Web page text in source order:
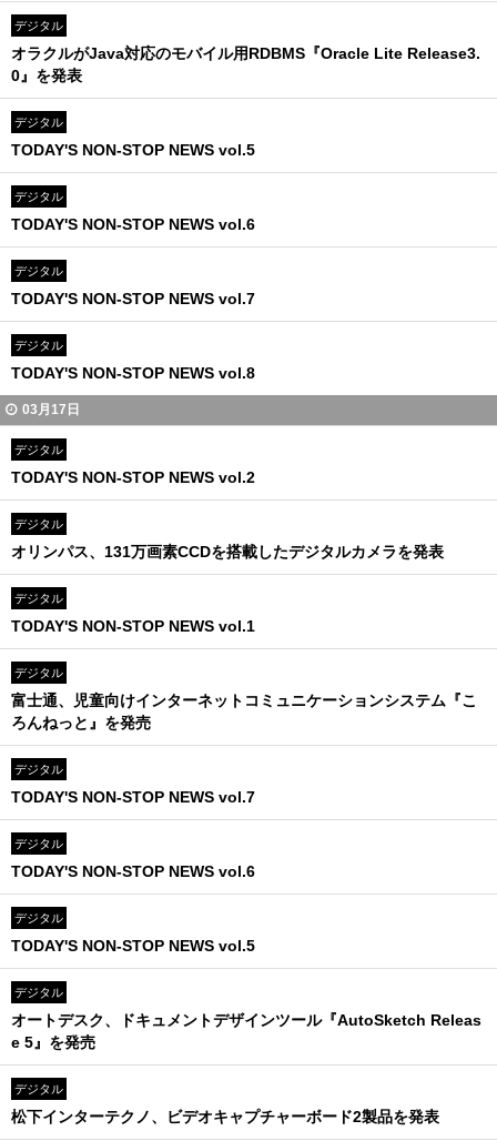
デジタル
オラクルがJava対応のモバイル用RDBMS『Oracle Lite Release3.
0』を発表
デジタル
TODAY'S NON-STOP NEWS vol.5
デジタル
TODAY'S NON-STOP NEWS vol.6
デジタル
TODAY'S NON-STOP NEWS vol.7
デジタル
TODAY'S NON-STOP NEWS vol.8
03月17日
デジタル
TODAY'S NON-STOP NEWS vol.2
デジタル
オリンパス、131万画素CCDを搭載したデジタルカメラを発表
デジタル
TODAY'S NON-STOP NEWS vol.1
デジタル
富士通、児童向けインターネットコミュニケーションシステム『こ
ろんねっと』を発売
デジタル
TODAY'S NON-STOP NEWS vol.7
デジタル
TODAY'S NON-STOP NEWS vol.6
デジタル
TODAY'S NON-STOP NEWS vol.5
デジタル
オートデスク、ドキュメントデザインツール『AutoSketch Releas
e 5』を発売
デジタル
松下インターテクノ、ビデオキャプチャーボード2製品を発表